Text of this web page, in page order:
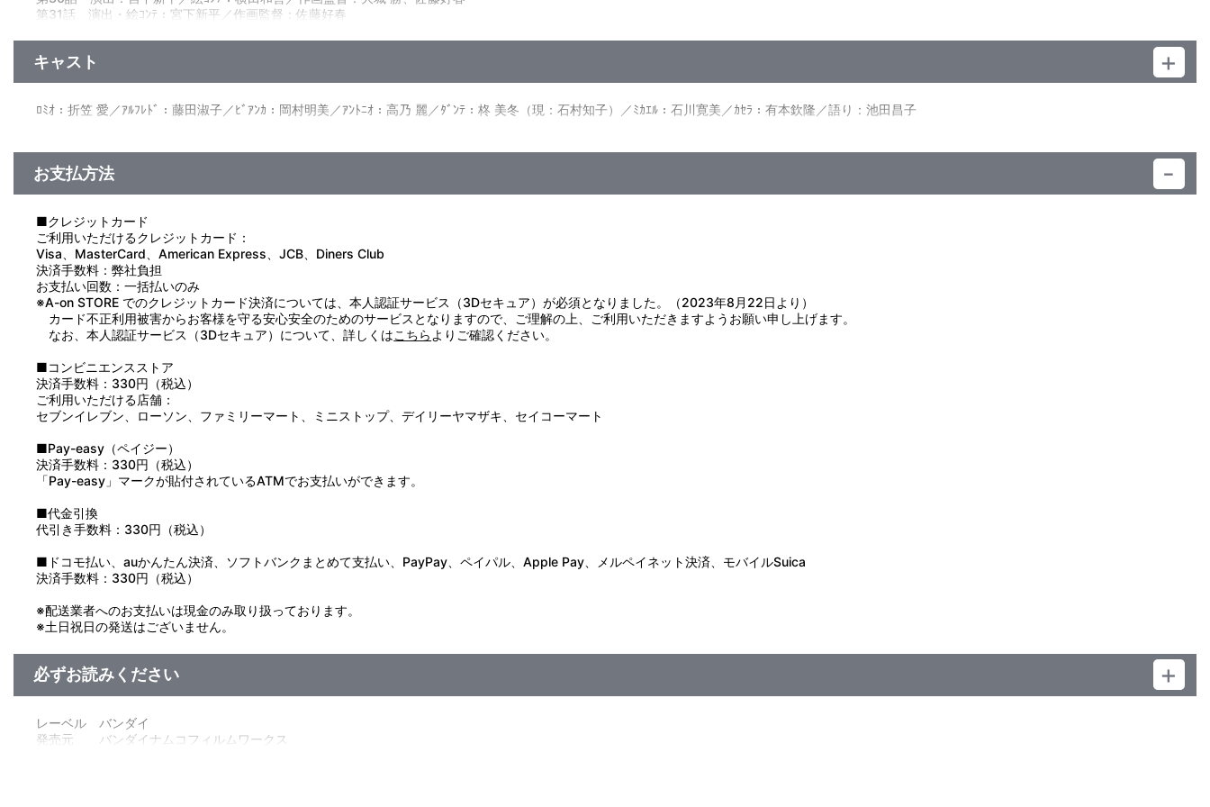
ミラノにサーカスがやってきた。華やかなパレードに胸が躍るロミオたち。しかし、サーカスには一人2リラの入場料が必要だった。ロミオはみんなで行くために20リラを稼ごうと、建物の掃除を引
■第32話「素敵なクリスマスイブ」
クリスマスが近づいたある日。ロミオは仕事中に足を骨折し、カセラ教授の家で療養することになった。思いがけない休暇をもらったロミオは、その間にアルフレドが好きだった本『白鯨』を読むこ
人から教授へのメッセージをこめた人形劇だった…。
出る。ジョバンニもそれに応じ、アルフレドの望んだ平和が実現することになった。ミラノを去るロミオたち。やがて、ロミオはビアンカや黒い兄弟の仲間たち、そしてカセラ教授とも別れ、一人で歩
き出す。目の前には、懐かしいソノーニョ村の風景が広がっていた…。
第31話 演出・絵ｺﾝﾃ：宮下新平／作画監督：佐藤好春
原作：ﾘｻﾞ・ﾃﾂﾅｰ（「黒い兄弟」より）／製作：本橋浩一／製作管理：本橋寿一／企画：佐藤昭司、清水賢治／脚本：島田 満／音楽：若草 惠／ｷｬﾗｸﾀｰﾃﾞｻﾞｲﾝ：佐藤好春／美術設定：伊藤主計／美術監
キャスト
ﾛﾐｵ：折笠 愛／ｱﾙﾌﾚﾄﾞ：藤田淑子／ﾋﾞｱﾝｶ：岡村明美／ｱﾝﾄﾆｵ：高乃 麗／ﾀﾞﾝﾃ：柊 美冬（現：石村知子）／ﾐｶｴﾙ：石川寛美／ｶｾﾗ：有本欽隆／語り：池田昌子
お支払方法
■クレジットカード
ご利用いただけるクレジットカード：
Visa、MasterCard、American Express、JCB、Diners Club
決済手数料：弊社負担
お支払い回数：一括払いのみ
※A-on STORE でのクレジットカード決済については、本人認証サービス（3Dセキュア）が必須となりました。（2023年8月22日より）
カード不正利用被害からお客様を守る安心安全のためのサービスとなりますので、ご理解の上、ご利用いただきますようお願い申し上げます。
なお、本人認証サービス（3Dセキュア）について、詳しくはこちら よりご確認ください。
■コンビニエンスストア
決済手数料：330円（税込）
ご利用いただける店舗：
セブンイレブン、ローソン、ファミリーマート、ミニストップ、デイリーヤマザキ、セイコーマート
■Pay-easy（ペイジー）
決済手数料：330円（税込）
「Pay-easy」マークが貼付されているATMでお支払いができます。
■代金引換
代引き手数料：330円（税込）
■ドコモ払い、auかんたん決済、ソフトバンクまとめて支払い、PayPay、ペイパル、Apple Pay、メルペイネット決済、モバイルSuica
決済手数料：330円（税込）
※配送業者へのお支払いは現金のみ取り扱っております。
※土日祝日の発送はございません。
必ずお読みください
レーベル バンダイ
発売元 バンダイナムコフィルムワークス